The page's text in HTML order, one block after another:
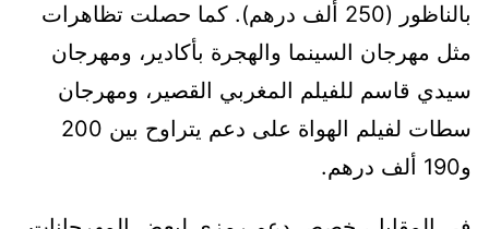
بالناظور (250 ألف درهم). كما حصلت تظاهرات
مثل مهرجان السينما والهجرة بأكادير، ومهرجان
سيدي قاسم للفيلم المغربي القصير، ومهرجان
سطات لفيلم الهواة على دعم يتراوح بين 200
و190 ألف درهم.